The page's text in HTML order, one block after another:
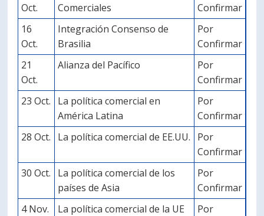
Oct.
Comerciales
Confirmar
16
Oct.
Integración Consenso de
Brasilia
Por
Confirmar
21
Oct.
Alianza del Pacífico
Por
Confirmar
23 Oct.
La política comercial en
América Latina
Por
Confirmar
28 Oct.
La política comercial de EE.UU.
Por
Confirmar
30 Oct.
La política comercial de los
países de Asia
Por
Confirmar
4 Nov.
La política comercial de la UE
Por